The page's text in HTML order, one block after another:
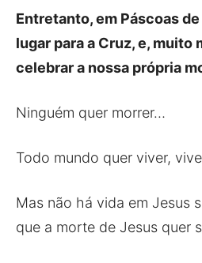
Entretanto, em Páscoas
lugar para a Cruz, e, muito
celebrar a nossa própria
Ninguém quer morrer…
Todo mundo quer viver,
Mas não há vida em Jesus
que a morte de Jesus quer